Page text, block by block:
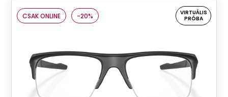
CSAK ONLINE -20%
VIRTUÁLIS
PRÓBA